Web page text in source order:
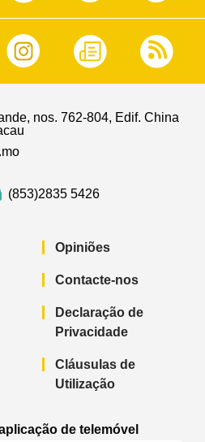
nos. 762-804, Edif. China
(853)2835 5426
Opiniões
Contacte-nos
Declaração de
Privacidade
Cláusulas de
Utilização
de telemóvel